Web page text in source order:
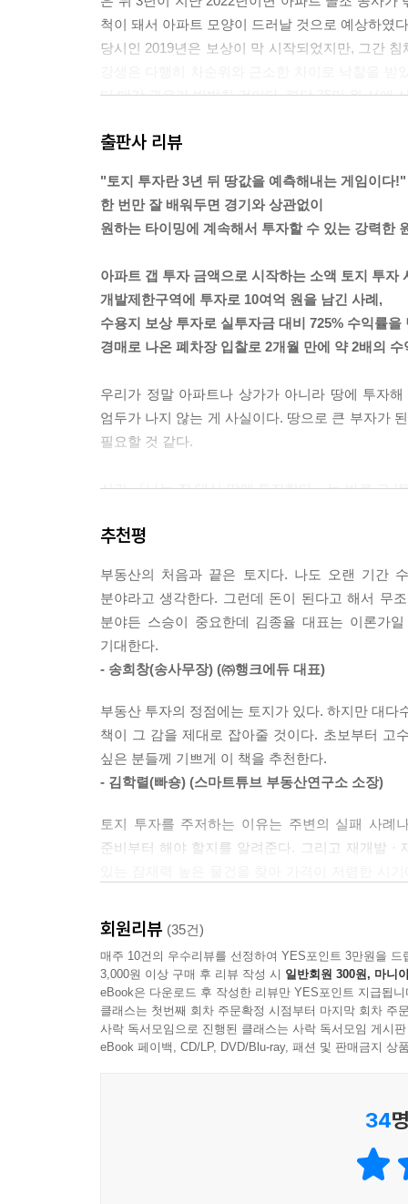
척이 돼서 아파트 모양이 드러날 것으로 예상하였
당시인 2019년은 보상이 막 시작되었지만, 그간
터 매각 권유가 빗발친 것이다. 평당 75만 원 선에
말은 썼지만, 그 외에는 지목도 용도지역도 한 번
침체된 지역이 호재가 실현되는 타이밍에만 주목
와 개발이 진행되던 시기를 강조하여 설명한 것
---「아파트 갭 투자금으로 시작하는 소액 토지 투
이렇듯 우리가 투자처로 관심을 두는 땅은 모두
라는 말이다. 그 호재대로 3년이 지났을 때 땅값
지역의 가격이 얼마나 할지 가늠할 자신이 없다
다. 공법은 공법대로 뉴스는 뉴스대로 공부를 미리
---「토지 투자란 3년 뒤 땅값을 예측해내는 게임」
키우려면 우리 집 근처의 토지이용계획을 열람
앞으로 개발 가능성이 높은 땅은 어디인지 확인할
---「지목보다 용도지역이 중요한 이유」중에서
정말로 돈이 되는 개발호재는 뉴스의 행간을 잘
다. 관심 있는 지역의 뉴스를 꾸준히 읽다 보면
를 모르는 초기보다 비쌀 것이다. 하지만 개발사
하는 것이 투자에 성공하는 비결이다.
---「개발 관련 뉴스 읽는 법은 따로 있다」중에서
모습으로 개발될 지역에 조금 일찍 진입해서 시
했듯, 낡고 오래된 준공업지역에서 지식산업센터
출판사 리뷰
"토지 투자란 3년 뒤 땅값을 예측해내는 게임이다!"
한 번만 잘 배워두면 경기와 상관없이
원하는 타이밍에 계속해서 투자할 수 있는 강력한
아파트 갭 투자 금액으로 시작하는 소액 토지 투자
개발제한구역에 투자로 10여억 원을 남긴 사례,
수용지 보상 투자로 실투자금 대비 725% 수익률을
경매로 나온 폐차장 입찰로 2개월 만에 약 2배의
우리가 정말 아파트나 상가가 아니라 땅에 투자
엄두가 나지 않는 게 사실이다. 땅으로 큰 부자가
필요할 것 같다.
신간 『나는 집 대신 땅에 투자한다』는 바로 그 ‘
친절한 설명, 김종율 저자의 실전에 입각한 다양한
이 책은 부동산 투자처의 블루오션인 토지를 다
독자의 눈길을 끌기에 충분하다. 먼저 임은정
진입장벽이라고들 하는 공법이나 매수 매도 방
그대로, 토지 투자에 관한 이론들을 자신이 직접
침체에서 갓 벗어나는 지역을 골라 경매를 접
취락지구에 투자 사례, 수용지 보상 투자로 수익
독자들은 이 분야 전문가들이 어떻게 토지 투자
유망지역에 대해서도 자세히 담겼다. 핵심 키워
인생을 바꾸는 토지 투자,
경쟁자가 유입되며 금리, 세금, 정부 인허가 등
이론도 쉽지 않지만, 1년만 마음잡고 공부하면
장래에 충분한 시세차익을 보일 땅도 충분히 많
어렵다고 한들 공부하면 안 될 것이 없으며, 최근
말한다.
수도권을 포함해 개발호재를 품고 있는 지역은
추천평
부동산의 처음과 끝은 토지다. 나도 오랜 기간
분야라고 생각한다. 그런데 돈이 된다고 해서 무
분야든 스승이 중요한데 김종율 대표는 이론가
기대한다.
- 송희창(송사무장) (㈜행크에듀 대표)
부동산 투자의 정점에는 토지가 있다. 하지만 대
책이 그 감을 제대로 잡아줄 것이다. 초보부터 고
싶은 분들께 기쁘게 이 책을 추천한다.
- 김학렬(빠숑) (스마트튜브 부동산연구소 소장)
토지 투자를 주저하는 이유는 주변의 실패 사
준비부터 해야 할지를 알려준다. 그리고 재개발 ·
- 강영훈(붇옹산) (붇옹산의 부동산스터디 카페 운
부동산 투자자라면 ‘상업적 가치가 있는 부동산’
쉽지 않다. 하지만 ‘앞으로’ 상업적 가치를 갖
읽어볼 것을 권한다. 택지가 개발될 때 어떤 지역
구체적인 팁으로 가득하니 말이다
- 홍춘욱 (프리즘투자자문 대표)
책에는 누구나 토지 투자에 관심을 가져야 할 이
점도 매력적이다. 토지 투자를 하려면 반드시 읽
- 고상철 ((주)미스터홈즈 FC 대표, 인하대학교 정
회원리뷰 (35건)
매주 10건의 우수리뷰를 선정하여 YES포인트 3만원을 드
3,000원 이상 구매 후 리뷰 작성 시 일반회원 300원, 마니
eBook은 다운로드 후 작성한 리뷰만 YES포인트 지급됩니
클래스는 첫번째 회차 주문확정 시점부터 마지막 회차 주
사락 독서모임으로 진행된 클래스는 사락 독서모임 게시
eBook 페이백, CD/LP, DVD/Blu-ray, 패션 및 판매금지 상
34